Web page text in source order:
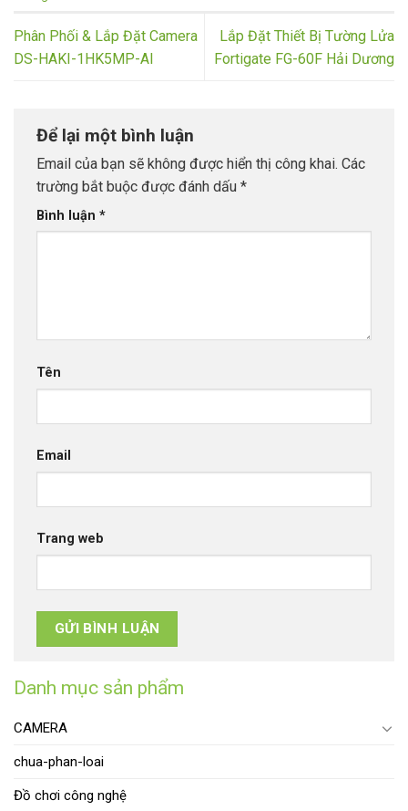
Danh mục sản phẩm
CAMERA
chua-phan-loai
Đồ chơi công nghệ
Phân Phối & Lắp Đặt Camera
DS-HAKI-1HK5MP-AI
Lắp Đặt Thiết Bị Tường Lửa
Fortigate FG-60F Hải Dương
Để lại một bình luận
Email của bạn sẽ không được hiển thị công khai. Các
trường bắt buộc được đánh dấu *
Bình luận *
Tên
Email
Trang web